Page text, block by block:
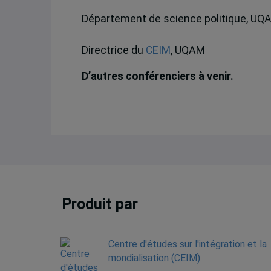
Département de science politique,
Directrice du CEIM , UQAM
D’autres conférenciers à venir.
Produit par
Centre d'études sur l'intégration et la
mondialisation (CEIM)